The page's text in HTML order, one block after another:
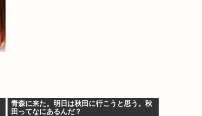
青森に来た。明日は秋田に行こうと思う。秋
田ってなにあるんだ？